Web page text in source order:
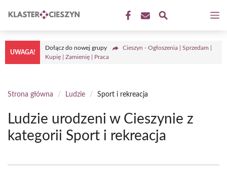
do
treści
UWAGA!
Dołącz do nowej grupy
Cieszyn - Ogłoszenia | Sprzedam |
Kupię | Zamienię | Praca
Strona główna / Ludzie / Sport i rekreacja
Ludzie urodzeni w Cieszynie z
kategorii Sport i rekreacja